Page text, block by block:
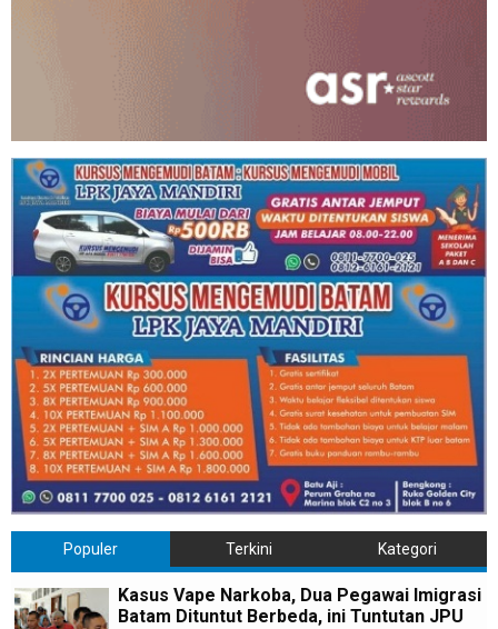
Populer Terkini Kategori
Kasus Vape Narkoba, Dua Pegawai Imigrasi
Batam Dituntut Berbeda, ini Tuntutan JPU